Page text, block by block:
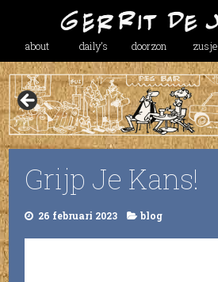
about daily’s doorzon zusje
Grijp Je Kans!
26 februari 2023 blog